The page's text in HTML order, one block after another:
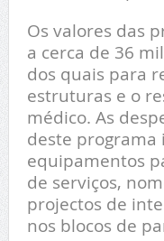
Os valores das
a cerca de 36
dos quais para
estruturas e o
médico. As
deste programa
equipamentos
de serviços,
projectos de
nos blocos de